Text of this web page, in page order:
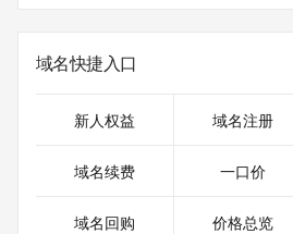
域名快捷入口
新人权益 域名注册
域名续费 一口价
域名回购 价格总览